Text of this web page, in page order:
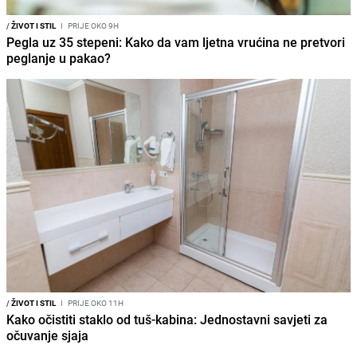
/ŽIVOT I STIL I PRIJE OKO 9H
Pegla uz 35 stepeni: Kako da vam ljetna vrućina ne pretvori
peglanje u pakao?
/ŽIVOT I STIL I PRIJE OKO 11H
Kako očistiti staklo od tuš-kabina: Jednostavni savjeti za
očuvanje sjaja